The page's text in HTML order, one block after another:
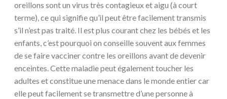
oreillons sont un virus très contagieux et aigu (à court
terme), ce qui signifie qu’il peut être facilement transmis
s’il n’est pas traité. Il est plus courant chez les bébés et les
enfants, c’est pourquoi on conseille souvent aux femmes
de se faire vacciner contre les oreillons avant de devenir
enceintes. Cette maladie peut également toucher les
adultes et constitue une menace dans le monde entier car
elle peut facilement se transmettre d’une personne à